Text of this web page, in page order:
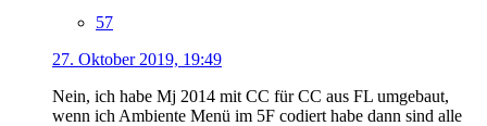
57
27. Oktober 2019, 19:49
Nein, ich habe Mj 2014 mit CC für CC aus FL umgebaut,
wenn ich Ambiente Menü im 5F codiert habe dann sind alle